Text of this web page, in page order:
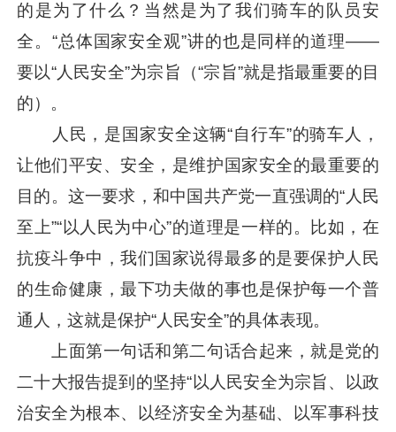
的是为了什么？当然是为了我们骑车的队员安
全。“总体国家安全观”讲的也是同样的道理——
要以“人民安全”为宗旨（“宗旨”就是指最重要的目
的）。
人民，是国家安全这辆“自行车”的骑车人，
让他们平安、安全，是维护国家安全的最重要的
目的。这一要求，和中国共产党一直强调的“人民
至上”“以人民为中心”的道理是一样的。比如，在
抗疫斗争中，我们国家说得最多的是要保护人民
的生命健康，最下功夫做的事也是保护每一个普
通人，这就是保护“人民安全”的具体表现。
上面第一句话和第二句话合起来，就是党的
二十大报告提到的坚持“以人民安全为宗旨、以政
治安全为根本、以经济安全为基础、以军事科技